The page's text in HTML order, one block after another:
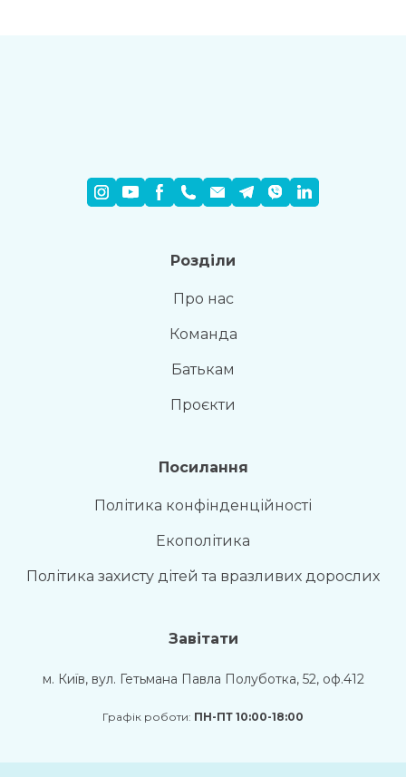
Розділи
Про нас
Команда
Батькам
Проєкти
Посилання
Політика конфінденційності
Екополітика
Політика захисту дітей та вразливих дорослих
Завітати
м. Київ, вул. Гетьмана Павла Полуботка, 52, оф.412
Графік роботи: ПН-ПТ 10:00-18:00